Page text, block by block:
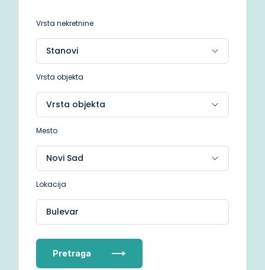
Vrsta nekretnine
Vrsta objekta
Mesto
Lokacija
Bulevar
Pretraga